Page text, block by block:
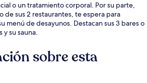
o un tratamiento corporal. Por su parte,
de sus 2 restaurantes, te espera para
menú de desayunos. Destacan sus 3 bares o
y su sauna.
sobre esta